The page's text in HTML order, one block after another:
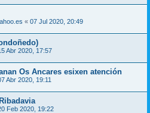
« 07 Jul 2020, 20:49
Abr 2020, 17:57
Os Ancares esixen atención
Abr 2020, 19:11
Feb 2020, 19:22